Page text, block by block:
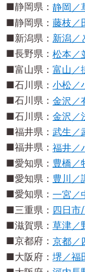
■静岡県： 静岡／
■静岡県： 藤枝／
■新潟県： 新潟／
■長野県： 松本／
■富山県： 富山／
■石川県： 小松／
■石川県： 金沢／
■石川県： 金沢／
■福井県： 武生／
■福井県： 福井／
■愛知県： 豊橋／
■愛知県： 豊川／
■愛知県： 一宮／
■三重県： 四日市
■滋賀県： 草津／
■京都府： 京都／
■大阪府： 堺／福